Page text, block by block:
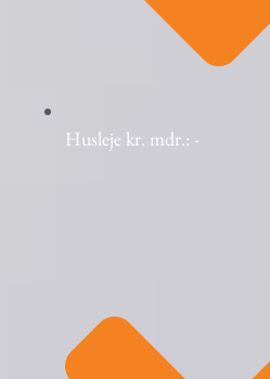
Husleje kr. mdr.: -